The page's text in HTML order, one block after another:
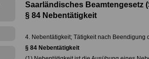
Saarländisches Beamtengesetz
§ 84 Nebentätigkeit
4. Nebentätigkeit; Tätigkeit nach Beendigung
§ 84 Nebentätigkeit